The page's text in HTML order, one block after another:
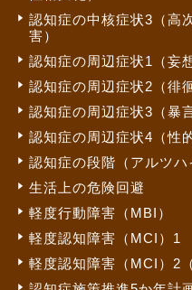
認知症の中核症状3（高
害）
認知症の周辺症状1（妄
認知症の周辺症状2（徘
認知症の周辺症状3（暴
認知症の周辺症状4（性
認知症の段階（アルツハ
生活上の危険回避
軽度行動障害（MBI）
軽度認知障害（MCI）1
軽度認知障害（MCI）2